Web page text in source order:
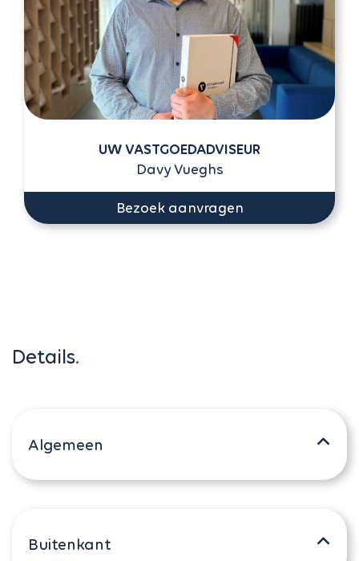
UW VASTGOEDADVISEUR
Davy Vueghs
Bezoek aanvragen
Details
Algemeen
Buitenkant